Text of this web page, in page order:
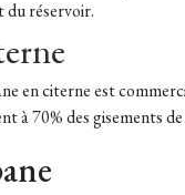
du réservoir.
en citerne est
à 70% des gisements